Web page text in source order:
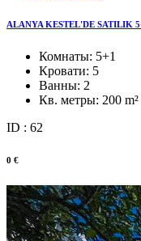
ALANYA KESTEL'DE SATILIK
Комнаты: 5+1
Кровати: 5
Ванны: 2
Кв. метры: 200 m²
ID : 62
0 €